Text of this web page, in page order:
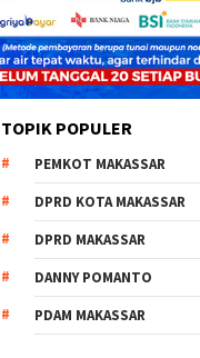
TOPIK POPULER
PEMKOT MAKASSAR
DPRD KOTA MAKASSAR
DPRD MAKASSAR
DANNY POMANTO
PDAM MAKASSAR